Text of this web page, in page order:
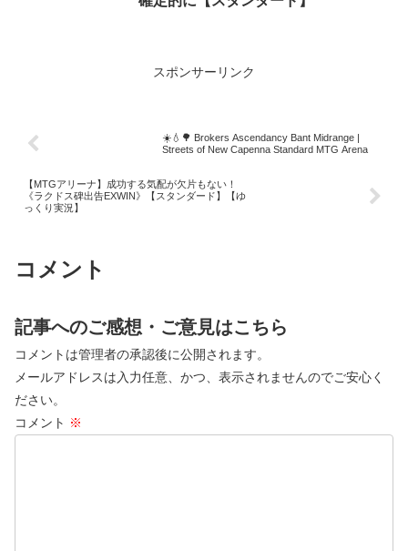
スポンサーリンク
☀️💧🌳 Brokers Ascendancy Bant Midrange |
Streets of New Capenna Standard MTG Arena
【MTGアリーナ】成功する気配が欠片もない！
《ラクドス碑出告EXWIN》【スタンダード】【ゆ
っくり実況】
コメント
記事へのご感想・ご意見はこちら
コメントは管理者の承認後に公開されます。
メールアドレスは入力任意、かつ、表示されませんのでご安心く
ださい。
コメント ※